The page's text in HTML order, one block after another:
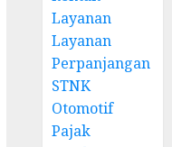
Layanan
Layanan
Perpanjangan
STNK
Otomotif
Pajak